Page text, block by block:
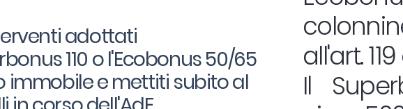
adottati
110 o l'Ecobonus 50/65
e mettiti subito al
all'art.
Il